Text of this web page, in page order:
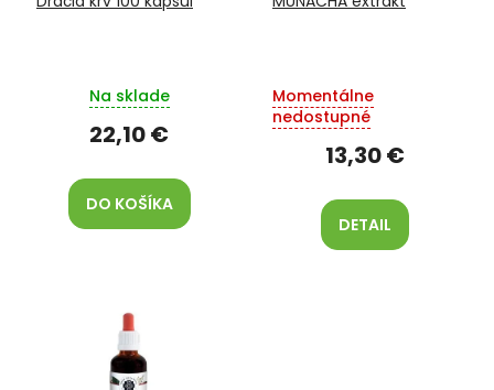
Na sklade
22,10 €
DO KOŠÍKA
Momentálne
nedostupné
13,30 €
DETAIL